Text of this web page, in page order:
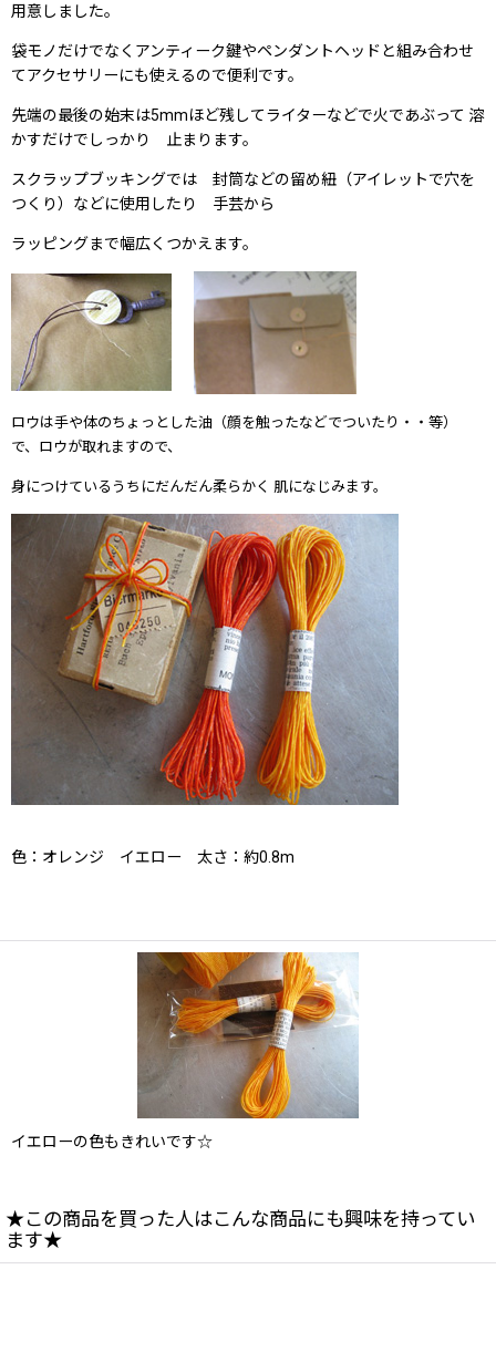
用意しました。
袋モノだけでなくアンティーク鍵やペンダントヘッドと組み合わせ
てアクセサリーにも使えるので便利です。
先端の最後の始末は5mmほど残してライターなどで火であぶって 溶
かすだけでしっかり 止まります。
スクラップブッキングでは 封筒などの留め紐（アイレットで穴を
つくり）などに使用したり 手芸から
ラッピングまで幅広くつかえます。
ロウは手や体のちょっとした油（顔を触ったなどでついたり・・等）
で、ロウが取れますので、
身につけているうちにだんだん柔らかく 肌になじみます。
色：オレンジ イエロー 太さ：約0.8m
イエローの色もきれいです☆
★この商品を買った人はこんな商品にも興味を持ってい
ます★